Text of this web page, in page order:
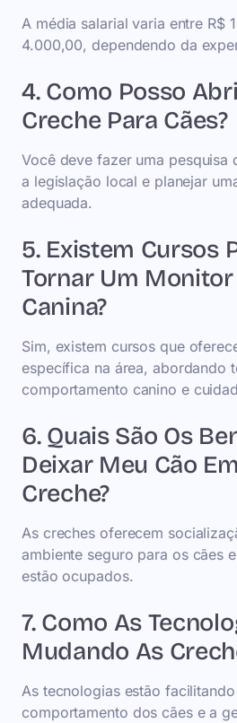
A média salarial varia entre R$
4.000,00, dependendo da
4. Como Posso
Creche Para Cães?
Você deve fazer uma pesquisa
a legislação local e planejar
adequada.
5. Existem Cursos
Tornar Um Monitor
Canina?
Sim, existem cursos que
específica na área, abordando
comportamento canino e
6. Quais São Os
Deixar Meu Cão
Creche?
As creches oferecem
ambiente seguro para os cães
estão ocupados.
7. Como As
Mudando As
As tecnologias estão
comportamento dos cães e a